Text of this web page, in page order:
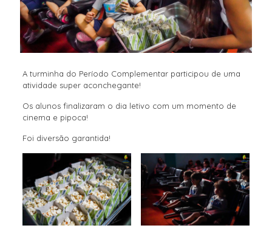
A turminha do Período Complementar participou de uma
atividade super aconchegante!
Os alunos finalizaram o dia letivo com um momento de
cinema e pipoca!
Foi diversão garantida!